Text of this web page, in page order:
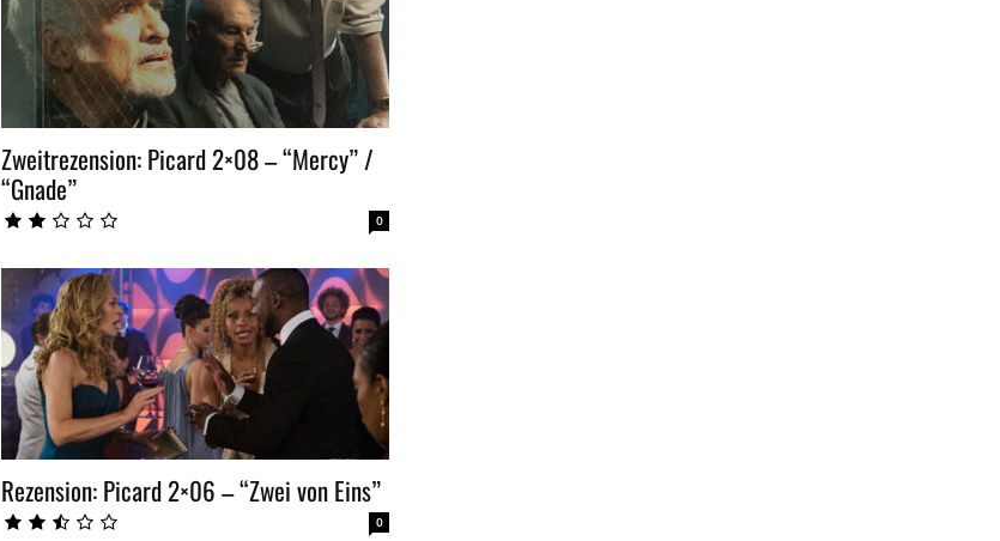
Zweitrezension: Picard 2×08 – “Mercy” /
“Gnade”
0
Rezension: Picard 2×06 – “Zwei von Eins”
0